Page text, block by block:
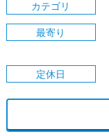
カテゴリ
最寄り
定休日